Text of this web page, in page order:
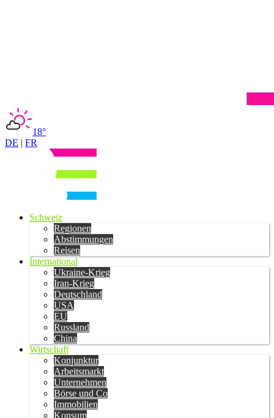
18°
DE | FR
Schweiz
Regionen
Abstimmungen
Reisen
International
Ukraine-Krieg
Iran-Krieg
Deutschland
USA
EU
Russland
China
Wirtschaft
Konjunktur
Arbeitsmarkt
Unternehmen
Börse und Co
Immobilien
Konsum